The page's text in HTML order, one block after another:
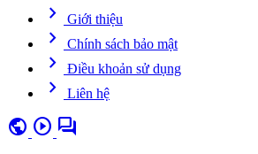
chevron_right Giới thiệu
chevron_right Chính sách bảo mật
chevron_right Điều khoản sử dụng
chevron_right Liên hệ
public play_circle forum